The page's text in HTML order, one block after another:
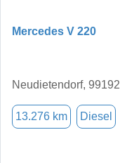
Mercedes V 220
Neudietendorf, 99192
13.276 km Diesel